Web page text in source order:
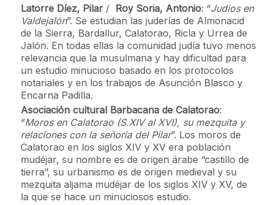
Latorre Díez, Pilar / Roy Soria, Antonio: “Judios en
Valdejalón”. Se estudian las juderías de Almonacid
de la Sierra, Bardallur, Calatorao, Ricla y Urrea de
Jalón. En todas ellas la comunidad judía tuvo menos
relevancia que la musulmana y hay dificultad para
un estudio minucioso basado en los protocolos
notariales y en los trabajos de Asunción Blasco y
Encarna Padilla.
Asociación cultural Barbacana de Calatorao:
“Moros en Calatorao (S.XIV al XVI), su mezquita y
relaciones con la señoría del Pilar”. Los moros de
Calatorao en los siglos XIV y XV era población
mudéjar, su nombre es de origen árabe “castillo de
tierra”, su urbanismo es de origen medieval y su
mezquita aljama mudéjar de los siglos XIV y XV, de
la que se hace un minuciosos estudio.